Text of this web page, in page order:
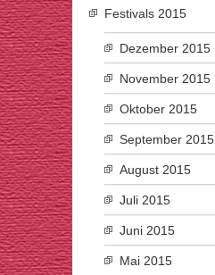
Festivals 2015
Dezember 2015
November 2015
Oktober 2015
September 2015
August 2015
Juli 2015
Juni 2015
Mai 2015